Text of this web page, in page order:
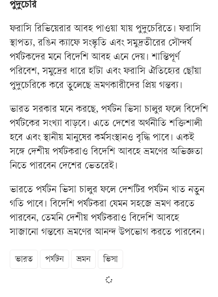
পুদুচেরি
ফরাসি রিভিয়েরার আবহ পাওয়া যায় পুদুচেরিতে। ফরাসি
স্থাপত্য, রঙিন ক্যাফে সংস্কৃতি এবং সমুদ্রতীরের সৌন্দর্য
পর্যটকদের মনে বিদেশি আবহ এনে দেয়। শান্তিপূর্ণ
পরিবেশ, সমুদ্রের ধারে হাঁটা এবং ফরাসি ঐতিহ্যের ছোঁয়া
পুদুচেরিকে করে তুলেছে ভ্রমণকারীদের প্রিয় গন্তব্য।
ভারত সরকার মনে করছে, পর্যটন ভিসা চালুর ফলে বিদেশি
পর্যটকের সংখ্যা বাড়বে। এতে দেশের অর্থনীতি শক্তিশালী
হবে এবং স্থানীয় মানুষের কর্মসংস্থানও বৃদ্ধি পাবে। একই
সঙ্গে দেশীয় পর্যটকরাও বিদেশি আবহে ভ্রমণের অভিজ্ঞতা
নিতে পারবেন দেশের ভেতরেই।
ভারতে পর্যটন ভিসা চালুর ফলে দেশটির পর্যটন খাত নতুন
গতি পাবে। বিদেশি পর্যটকরা যেমন সহজে ভ্রমণ করতে
পারবেন, তেমনি দেশীয় পর্যটকরাও বিদেশি আবহে
সাজানো গন্তব্যে ভ্রমণের আনন্দ উপভোগ করতে পারবেন।
ভারত পর্যটন ভ্রমন ভিসা